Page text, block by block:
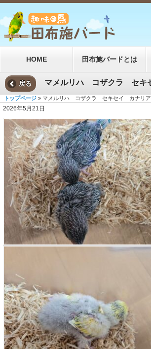
HOME 田布施バードとは
戻る
トップページ » マメルリハ コザクラ セキセイ カナリア
2026年5月21日